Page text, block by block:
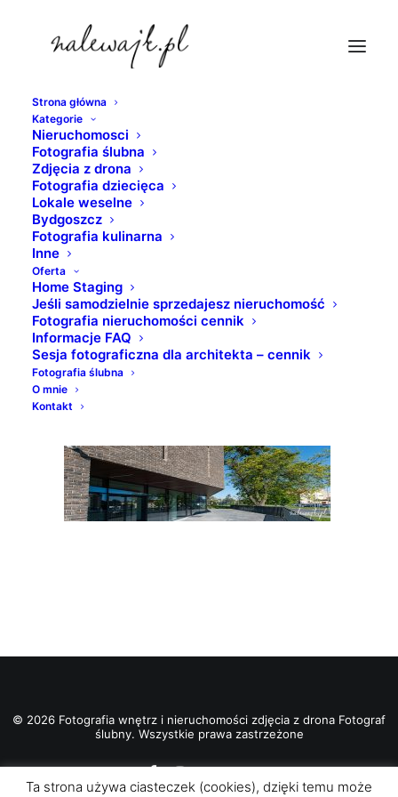
Strona główna
Kategorie
Nieruchomosci
Fotografia ślubna
Zdjęcia z drona
Fotografia dziecięca
Lokale weselne
Bydgoszcz
Fotografia kulinarna
Inne
Oferta
Home Staging
Jeśli samodzielnie sprzedajesz nieruchomość
Fotografia nieruchomości cennik
Informacje FAQ
Sesja fotograficzna dla architekta – cennik
Fotografia ślubna
O mnie
Kontakt
fotograf-nalewajk
Strona Główna
Zdjęcia wnętrz i nieruchomości | Sesje fotograficzne
obiektów użyteczności publicznej
© 2026 Fotografia wnętrz i nieruchomości zdjęcia z drona Fotograf
ślubny. Wszystkie prawa zastrzeżone
Ta strona używa ciasteczek (cookies), dzięki temu może